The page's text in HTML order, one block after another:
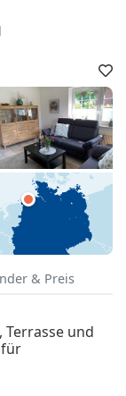
& Preis
Terrasse und
für